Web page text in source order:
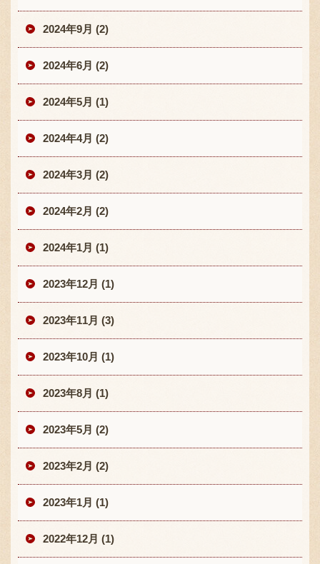
2024年9月 (2)
2024年6月 (2)
2024年5月 (1)
2024年4月 (2)
2024年3月 (2)
2024年2月 (2)
2024年1月 (1)
2023年12月 (1)
2023年11月 (3)
2023年10月 (1)
2023年8月 (1)
2023年5月 (2)
2023年2月 (2)
2023年1月 (1)
2022年12月 (1)